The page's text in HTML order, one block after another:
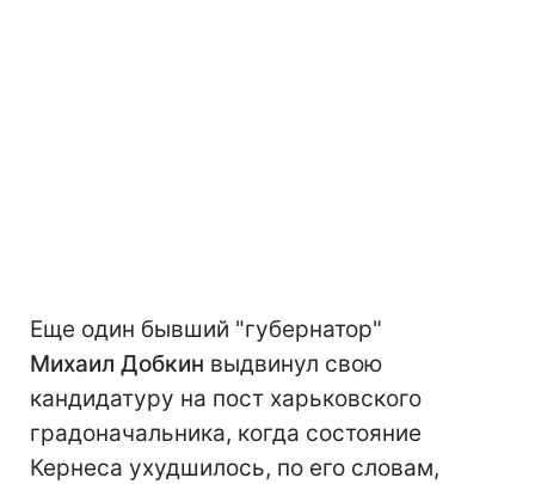
Еще один бывший "губернатор"
Михаил Добкин выдвинул свою
кандидатуру на пост харьковского
градоначальника, когда состояние
Кернеса ухудшилось, по его словам,